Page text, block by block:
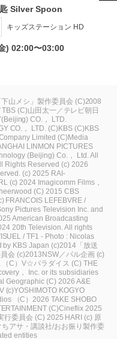
Silver Spoon
キッズステーション HD
) 02:00〜03:00
山メシ」製作委員会 (C)2008
TBS (C)山田太一／テレビ朝日
CO.， LTD.
CO.， LTD. (C)KBS (C)KBS
Limited (C)Media
LINMON PICTURES
(Beijing) Co.， Ltd. All
Rights Reserved (c) 2026
(c) 2025 RAI-
(c) 2024 Imagicomm Films，
(C) 2015 CBS
FRANCOIS LEFEBVRE /
Pictures Television Inc. and
American Broadcasting
20th Television. All rights
/ TF1 - Photo : Nicolas
by KBS Japan (c)2014「放送
会 (c)2013NSW／パル企画 (c)
（C）V☆パラダイス (C) THE
， Inc. or its subsidiaries
Geographic (C) 2026 A&E
(c)YOSHIMOTO KOGYO
（C）2026 TAKE SHOBO
(C)Cineflix 2025
行委員会 (C) 2025 HARI (c) 原
ちアサ・講談社/おお振り製作委
entities